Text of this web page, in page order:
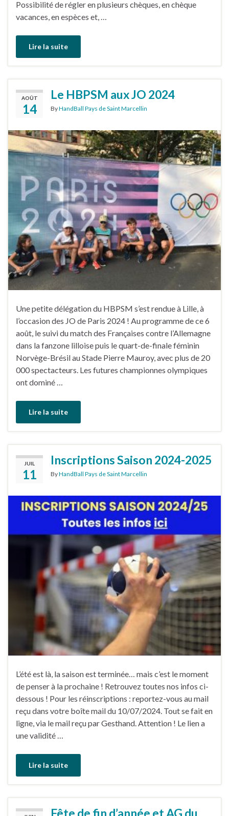
Possibilité de régler en plusieurs chèques, en chèque
vacances, en espèces et, …
Lire la suite
AOÛT
14
Le HBPSM aux JO 2024
ByHandBall Pays de Saint Marcellin
Une petite délégation du HBPSM s’est rendue à Lille, à
l’occasion des JO de Paris 2024 ! Au programme de ce 6
août, le suivi du match des Françaises contre l’Allemagne
dans la fanzone lilloise puis le quart-de-finale féminin
Norvège-Brésil au Stade Pierre Mauroy, avec plus de 20
000 spectacteurs. Les futures championnes olympiques
ont dominé …
Lire la suite
JUIL
11
Inscriptions Saison 2024-2025
ByHandBall Pays de Saint Marcellin
L’été est là, la saison est terminée… mais c’est le moment
de penser à la prochaine ! Retrouvez toutes nos infos ci-
dessous ! Pour les réinscriptions : reportez-vous au mail
reçu dans votre boîte mail du 10/07/2024. Tout se fait en
ligne, via le mail reçu par Gesthand. Attention ! Le lien a
une validité …
Lire la suite
Fête de fin d’année et AG du